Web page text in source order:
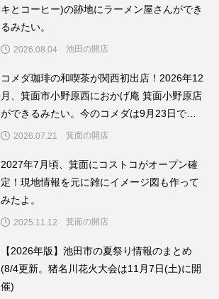
キとコーヒー)の跡地にラーメン屋さんができ
るみたい。
2026.08.04 池田の開店
コメダ珈琲の和喫茶が関西初出店！2026年12
月、箕面市小野原西におかげ庵 箕面小野原店
ができるみたい。今のコメダは9月23日で閉
店してリブランドするんだって。
2026.07.21 箕面の開店
2027年7月頃、箕面にコストコがオープン確
定！現地情報を元に雑にイメージ図も作って
みたよ。
2025.11.12 箕面の開店
【2026年版】池田市の夏祭り情報のまとめ
(8/4更新。猪名川花火大会は11月7日(土)に開
催)